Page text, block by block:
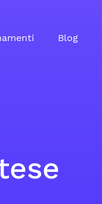
Blog